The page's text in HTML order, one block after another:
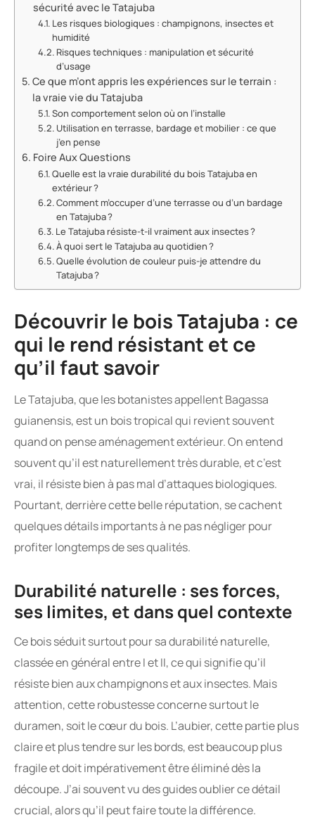
sécurité avec le Tatajuba
Les risques biologiques : champignons, insectes et
humidité
Risques techniques : manipulation et sécurité
d’usage
Ce que m’ont appris les expériences sur le terrain :
la vraie vie du Tatajuba
Son comportement selon où on l’installe
Utilisation en terrasse, bardage et mobilier : ce que
j’en pense
Foire Aux Questions
Quelle est la vraie durabilité du bois Tatajuba en
extérieur ?
Comment m’occuper d’une terrasse ou d’un bardage
en Tatajuba ?
Le Tatajuba résiste-t-il vraiment aux insectes ?
À quoi sert le Tatajuba au quotidien ?
Quelle évolution de couleur puis-je attendre du
Tatajuba ?
Découvrir le bois Tatajuba : ce
qui le rend résistant et ce
qu’il faut savoir
Le Tatajuba, que les botanistes appellent Bagassa
guianensis, est un bois tropical qui revient souvent
quand on pense aménagement extérieur. On entend
souvent qu’il est naturellement très durable, et c’est
vrai, il résiste bien à pas mal d’attaques biologiques.
Pourtant, derrière cette belle réputation, se cachent
quelques détails importants à ne pas négliger pour
profiter longtemps de ses qualités.
Durabilité naturelle : ses forces,
ses limites, et dans quel contexte
Ce bois séduit surtout pour sa durabilité naturelle,
classée en général entre I et II, ce qui signifie qu’il
résiste bien aux champignons et aux insectes. Mais
attention, cette robustesse concerne surtout le
duramen, soit le cœur du bois. L’aubier, cette partie plus
claire et plus tendre sur les bords, est beaucoup plus
fragile et doit impérativement être éliminé dès la
découpe. J’ai souvent vu des guides oublier ce détail
crucial, alors qu’il peut faire toute la différence.